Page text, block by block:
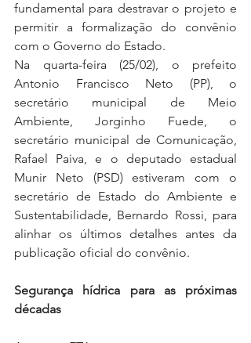
fundamental para destravar o projeto e
permitir a formalização do convênio
com o Governo do Estado.
Na quarta-feira (25/02), o prefeito
Antonio Francisco Neto (PP), o
secretário municipal de Meio
Ambiente, Jorginho Fuede, o
secretário municipal de Comunicação,
Rafael Paiva, e o deputado estadual
Munir Neto (PSD) estiveram com o
secretário de Estado do Ambiente e
Sustentabilidade, Bernardo Rossi, para
alinhar os últimos detalhes antes da
publicação oficial do convênio.
Segurança hídrica para as próximas
décadas